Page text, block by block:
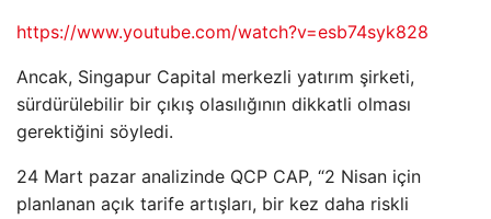
https://www.youtube.com/watch?v=esb74syk828
Ancak, Singapur Capital merkezli yatırım şirketi,
sürdürülebilir bir çıkış olasılığının dikkatli olması
gerektiğini söyledi.
24 Mart pazar analizinde QCP CAP, “2 Nisan için
planlanan açık tarife artışları, bir kez daha riskli